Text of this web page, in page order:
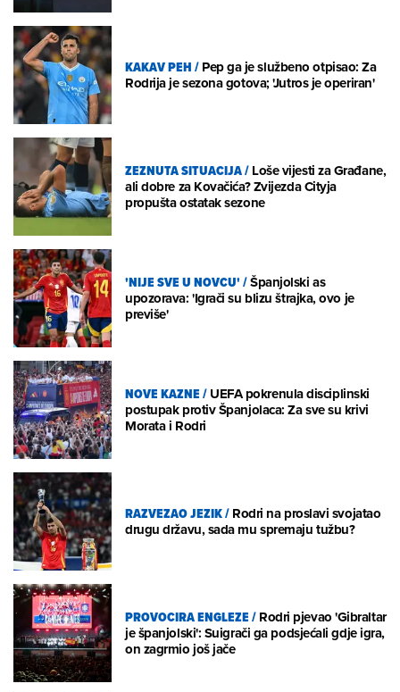
KAKAV PEH/Pep ga je službeno otpisao: Za
Rodrija je sezona gotova; 'Jutros je operiran'
ZEZNUTA SITUACIJA/Loše vijesti za Građane,
ali dobre za Kovačića? Zvijezda Cityja
propušta ostatak sezone
'NIJE SVE U NOVCU'/Španjolski as
upozorava: 'Igrači su blizu štrajka, ovo je
previše'
NOVE KAZNE/UEFA pokrenula disciplinski
postupak protiv Španjolaca: Za sve su krivi
Morata i Rodri
RAZVEZAO JEZIK/Rodri na proslavi svojatao
drugu državu, sada mu spremaju tužbu?
PROVOCIRA ENGLEZE/Rodri pjevao 'Gibraltar
je španjolski': Suigrači ga podsjećali gdje igra,
on zagrmio još jače